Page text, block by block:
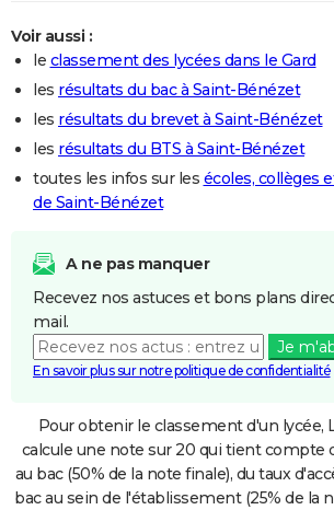
Voir aussi :
le classement des lycées dans le Gard
les résultats du bac à Saint-Bénézet
les résultats du brevet à Saint-Bénézet
les résultats du BTS à Saint-Bénézet
toutes les infos sur les écoles, collèges
de Saint-Bénézet
A ne pas manquer
Recevez nos astuces et bons plans
mail.
Je
En savoir plus sur notre politique de confidentialité
Pour obtenir le classement d'un lycée,
calcule une note sur 20 qui tient compte
au bac (50% de la note finale), du taux
bac au sein de l'établissement (25% de la